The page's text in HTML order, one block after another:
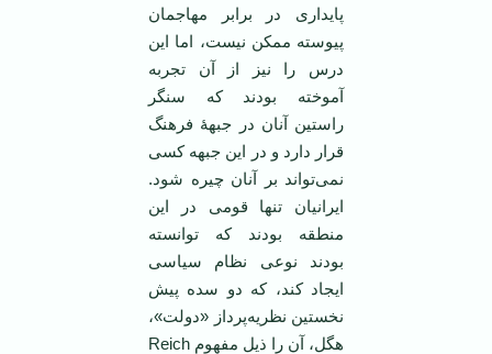
پایداری در برابر مهاجمان
پیوسته ممکن نیست، اما این
درس را نیز از آن تجربه
آموخته بودند که سنگر
راستین آنان در جبهۀ فرهنگ
قرار دارد و در این جبهه کسی
نمی‌تواند بر آنان چیره شود.
ایرانیان تنها قومی در این
منطقه بودند که توانسته
بودند نوعی نظام سیاسی
ایجاد کند، که دو سده پیش
نخستین نظریه‌پرداز «دولت»،
هگل، آن را ذیل مفهوم Reich